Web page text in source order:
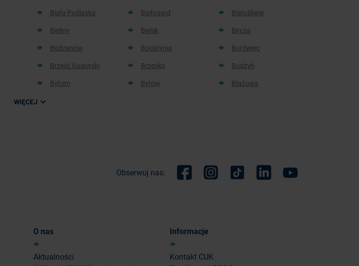
Biała Podlaska Białogard
Białośliwie
Bieliny Bielsk
Bircza
Bodzanów Bogatynia
Borówiec
Brześć Kujawski Brzesko
Budzyń
Bytom Bytów
Błażowa
WIĘCEJ
Obserwuj nas:
O nas
Aktualności
Informacje
Kontakt CUK